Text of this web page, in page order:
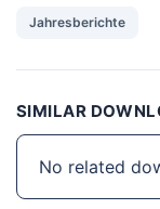
Jahresberichte
SIMILAR
No related